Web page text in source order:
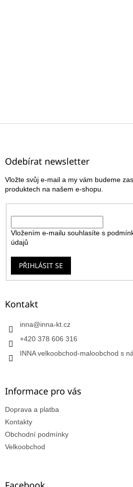
Z
Odebírat newsletter
Vložte svůj e-mail a my vám budeme
produktech na našem e-shopu.
Vložením e-mailu souhlasíte s
údajů
PŘIHLÁSIT SE
Kontakt
inna@inna-kt.cz
+420 378 606 316
INNA velkoobchod-maloobchod s
Informace pro vás
Doprava a platba
Kontakty
Obchodní podmínky
Velkoobchod